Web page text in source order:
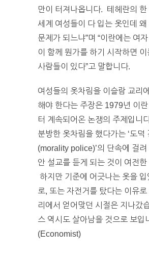
만이 터져나옵니다. 테헤란의 한
세계 여성들이 다 입는 옷인데
문제가 되느냐”며 “이란에는 여
이 함께 뭔가를 하기 시작하면
사람들이 있다”고 말합니다.
여성들의 옷차림을 이슬람 교리
해야 한다는 주장은 1979년 이
터 계속되어온 논쟁의 주제입니
분방한 옷차림을 했다가는 ‘도덕
(morality police)’의 단속에 걸려
안 설교를 듣게 되는 것이 여전
하지만 기준에 어긋나는 옷을
로, 또는 자전거를 탔다는 이유로
리에서 얻어맞던 시절은 지나갔
스 역시도 살아남을 것으로 보입
(Economist)